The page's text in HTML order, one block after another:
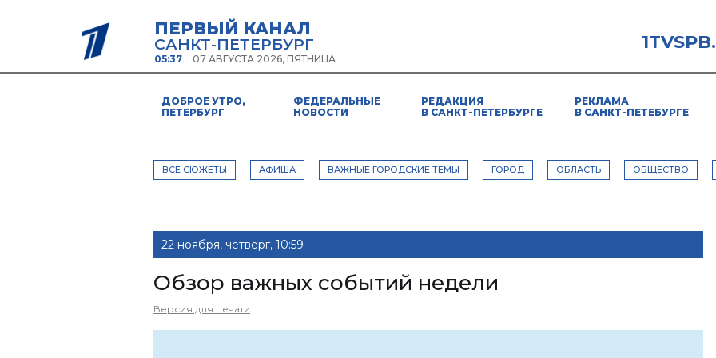
ПЕРВЫЙ КАНАЛ
САНКТ-ПЕТЕРБУРГ
05:37 07 АВГУСТА 2026, ПЯТНИЦА
ДОБРОЕ УТРО,
ПЕТЕРБУРГ
ФЕДЕРАЛЬНЫЕ
НОВОСТИ
РЕДАКЦИЯ
В САНКТ-ПЕТЕРБУРГЕ
РЕКЛАМА
В САНКТ-ПЕТЕБУРГЕ
ВСЕ СЮЖЕТЫ АФИША ВАЖНЫЕ ГОРОДСКИЕ ТЕМЫ ГОРОД ОБЛАСТЬ ОБЩЕСТВО
22 ноября, четверг, 10:59
Обзор важных событий недели
Версия для печати